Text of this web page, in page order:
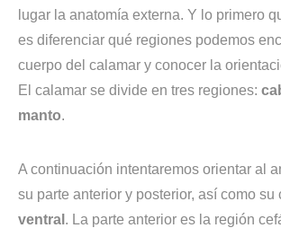
lugar la anatomía externa. Y lo primero
es diferenciar qué regiones podemos
cuerpo del calamar y conocer la
El calamar se divide en tres regiones:
manto.
A continuación intentaremos orientar al
su parte anterior y posterior, así como su
ventral . La parte anterior es la región